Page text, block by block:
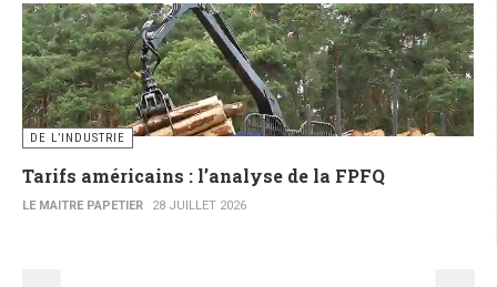
DE L’INDUSTRIE
Tarifs américains : l’analyse de la FPFQ
LE MAITRE PAPETIER 28 JUILLET 2026